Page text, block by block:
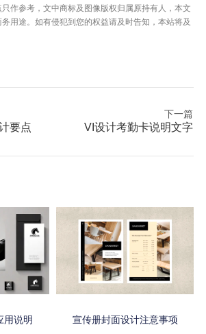
作参考，文中商标及图像版权归属原持有人，本文
用途。如有侵犯到您的权益请及时告知，本站将及
要点
下一篇
VI设计考勤卡说明文字
用说明 宣传册封面设计注意事项